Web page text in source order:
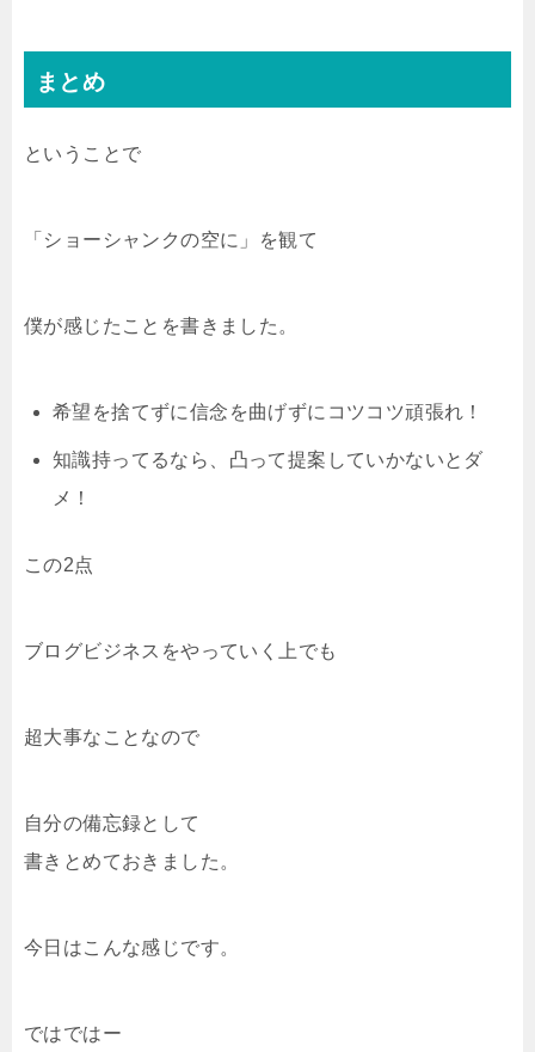
まとめ
ということで
「ショーシャンクの空に」を観て
僕が感じたことを書きました。
希望を捨てずに信念を曲げずにコツコツ頑張れ！
知識持ってるなら、凸って提案していかないとダ
メ！
この2点
ブログビジネスをやっていく上でも
超大事なことなので
自分の備忘録として
書きとめておきました。
今日はこんな感じです。
ではではー